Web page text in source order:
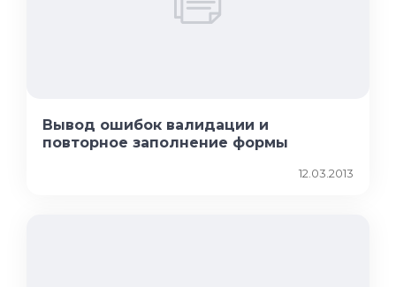
Вывод ошибок валидации и
повторное заполнение формы
12.03.2013